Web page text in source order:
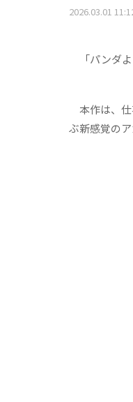
2026.03.01
「パンダよ
本作は、仕
ぶ新感覚の